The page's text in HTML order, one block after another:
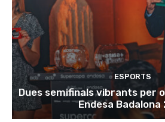
ESPORTS
Dues semifinals vibrants per
Endesa